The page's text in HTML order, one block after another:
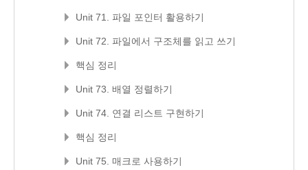
Unit 71. 파일 포인터 활용하기
Unit 72. 파일에서 구조체를 읽고 쓰기
핵심 정리
Unit 73. 배열 정렬하기
Unit 74. 연결 리스트 구현하기
핵심 정리
Unit 75. 매크로 사용하기